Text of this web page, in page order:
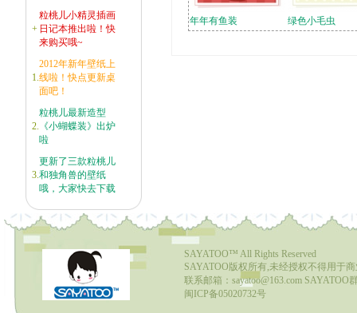
+
粒桃儿小精灵插画
日记本推出啦！快
来购买哦~
1.
2012年新年壁纸上
线啦！快点更新桌
面吧！
2.
粒桃儿最新造型
《小蝴蝶装》出炉
啦
3.
更新了三款粒桃儿
和独角兽的壁纸
哦，大家快去下载
年年有鱼装 绿色小毛虫
SAYATOO™ All Rights Reserved
SAYATOO版权所有,未经授权不得用于
联系邮箱：sayatoo@163.com SAYATOO
闽ICP备05020732号